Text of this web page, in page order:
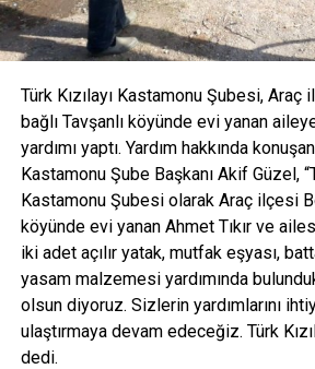
Türk Kızılayı Kastamonu Şubesi, Araç
bağlı Tavşanlı köyünde evi yanan
yardımı yaptı. Yardım hakkında
Kastamonu Şube Başkanı Akif Güzel,
Kastamonu Şubesi olarak Araç ilçesi
köyünde evi yanan Ahmet Tıkır ve
iki adet açılır yatak, mutfak eşyası,
yasam malzemesi yardımında
olsun diyoruz. Sizlerin yardımlarını
ulaştırmaya devam edeceğiz. Türk
dedi.